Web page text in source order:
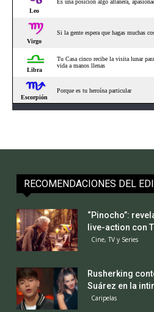
RECOMENDACIONES DEL
“Pinocho”:
live-action con
Cine, TV y Series
Rusherking
Suárez en la
Caripelas